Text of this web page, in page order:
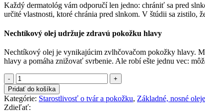
Každý dermatológ vám odporučí len jedno: chrániť sa pred
určité vlastnosti, ktoré chránia pred slnkom. V štúdii sa zistilo,
Nechtíkový olej udržuje zdravú pokožku hlavy
Nechtíkový olej je vynikajúcim zvlhčovačom pokožky hlavy.
hlavy a pomáha znižovať svrbenie. Ale robí ešte jednu vec:
množstvo
Nechtíkový
olej
100ml
Pridať do košíka
Kategórie: Starostlivosť o tvár a pokožku, Základné, nosné oleje
Zdieľať: